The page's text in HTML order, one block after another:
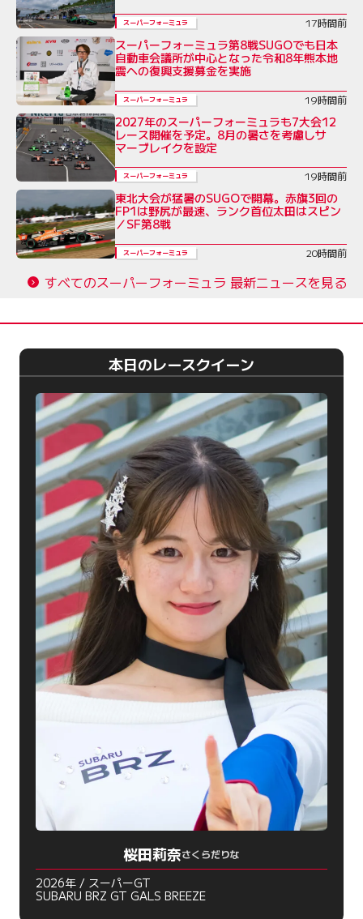
スーパーフォーミュラ 17時間前
スーパーフォーミュラ第8戦SUGOでも日本
自動車会議所が中心となった令和8年熊本地
震への復興支援募金を実施
スーパーフォーミュラ 19時間前
2027年のスーパーフォーミュラも7大会12
レース開催を予定。8月の暑さを考慮しサ
マーブレイクを設定
スーパーフォーミュラ 19時間前
東北大会が猛暑のSUGOで開幕。赤旗3回の
FP1は野尻が最速、ランク首位太田はスピン
／SF第8戦
スーパーフォーミュラ 20時間前
すべてのスーパーフォーミュラ 最新ニュースを見る
本日のレースクイーン
桜田莉奈さくらだりな
2026年 / スーパーGT
SUBARU BRZ GT GALS BREEZE